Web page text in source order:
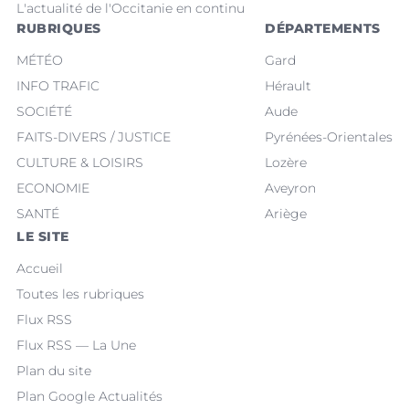
L'actualité de l'Occitanie en continu
RUBRIQUES
MÉTÉO
INFO TRAFIC
SOCIÉTÉ
FAITS-DIVERS / JUSTICE
CULTURE & LOISIRS
ECONOMIE
SANTÉ
DÉPARTEMENTS
Gard
Hérault
Aude
Pyrénées-Orientales
Lozère
Aveyron
Ariège
LE SITE
Accueil
Toutes les rubriques
Flux RSS
Flux RSS — La Une
Plan du site
Plan Google Actualités